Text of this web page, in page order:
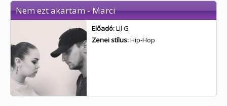
Nem ezt akartam - Marci
Előadó:Lil G
Zenei stílus:Hip-Hop